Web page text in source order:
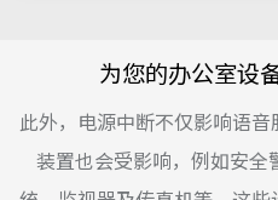
为您的办公室设
此外，电源中断不仅影响语
装置也会受影响，例如安全